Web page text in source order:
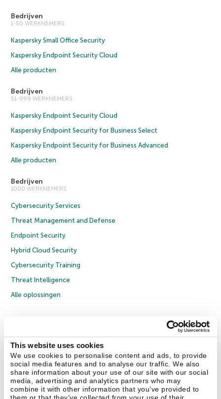
This website uses cookies
We use cookies to personalise content and ads, to provide
social media features and to analyse our traffic. We also
share information about your use of our site with our social
media, advertising and analytics partners who may
combine it with other information that you’ve provided to
Bedrijven
1-50 WERKNEMERS
Kaspersky Small Office Security
Kaspersky Endpoint Security Cloud
Alle producten
Bedrijven
51-999 WERKNEMERS
Kaspersky Endpoint Security Cloud
Kaspersky Endpoint Security for Business Select
Kaspersky Endpoint Security for Business Advanced
Alle producten
Bedrijven
1000 WERKNEMERS
Cybersecurity Services
Threat Management and Defense
Endpoint Security
Hybrid Cloud Security
Cybersecurity Training
Threat Intelligence
Alle oplossingen
Privacybeleid
Licentieovereenkomst B2B
Cookies
Contact Us Over ons Partners Blog Resource Center
Persberichten
Vertrouwen in Kaspersky